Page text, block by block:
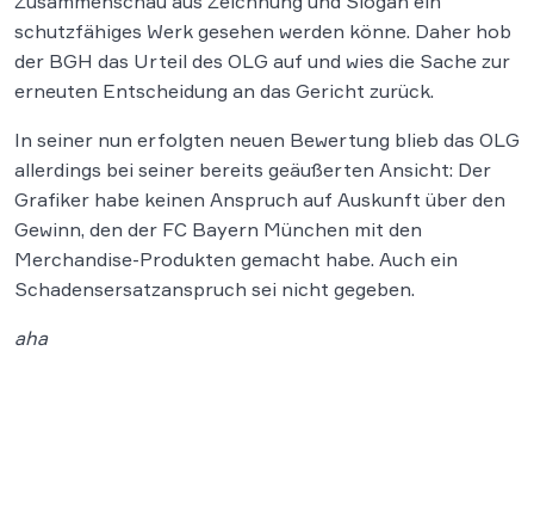
schutzfähiges Werk gesehen werden könne. Daher hob
der BGH das Urteil des OLG auf und wies die Sache zur
erneuten Entscheidung an das Gericht zurück.
In seiner nun erfolgten neuen Bewertung blieb das OLG
allerdings bei seiner bereits geäußerten Ansicht: Der
Grafiker habe keinen Anspruch auf Auskunft über den
Gewinn, den der FC Bayern München mit den
Merchandise-Produkten gemacht habe. Auch ein
Schadensersatzanspruch sei nicht gegeben.
aha